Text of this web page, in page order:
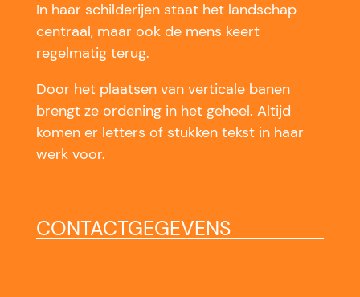
In haar schilderijen staat het landschap
centraal, maar ook de mens keert
regelmatig terug.
Door het plaatsen van verticale banen
brengt ze ordening in het geheel. Altijd
komen er letters of stukken tekst in haar
werk voor.
CONTACTGEGEVENS